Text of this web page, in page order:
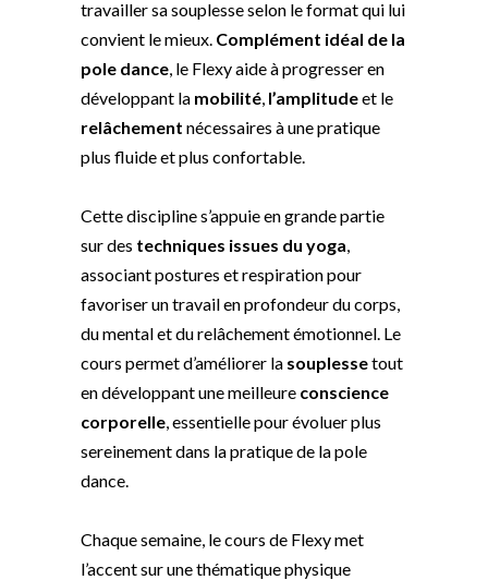
travailler sa souplesse selon le format qui lui
convient le mieux. Complément idéal de la
pole dance, le Flexy aide à progresser en
développant la mobilité, l’amplitudeet le
relâchement nécessaires à une pratique
plus fluide et plus confortable.
Cette discipline s’appuie en grande partie
sur des techniques issues du yoga,
associant postures et respiration pour
favoriser un travail en profondeur du corps,
du mental et du relâchement émotionnel. Le
cours permet d’améliorer la souplessetout
en développant une meilleure conscience
corporelle, essentielle pour évoluer plus
sereinement dans la pratique de la pole
dance.
Chaque semaine, le cours de Flexy met
l’accent sur une thématique physique